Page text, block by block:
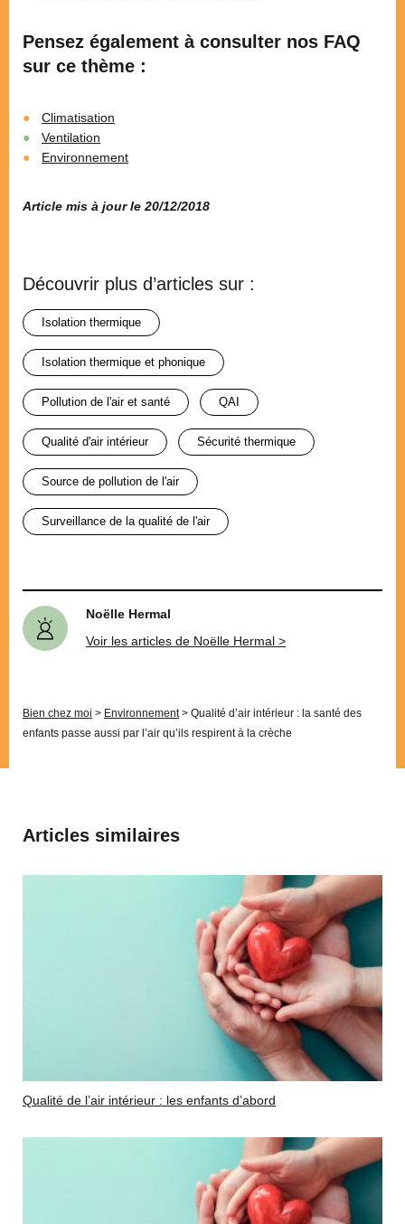
Pensez également à consulter nos FAQ
sur ce thème :
Climatisation
Ventilation
Environnement
Article mis à jour le 20/12/2018
Découvrir plus d’articles sur :
isolation thermique
isolation thermique et phonique
pollution de l'air et santé QAI
Qualité d'air intérieur sécurité thermique
source de pollution de l'air
surveillance de la qualité de l'air
Noëlle Hermal
Voir les articles de Noëlle Hermal >
Bien chez moi > Environnement> Qualité d’air intérieur : la santé des
enfants passe aussi par l’air qu’ils respirent à la crèche
Articles similaires
Qualité de l’air intérieur : les enfants d’abord